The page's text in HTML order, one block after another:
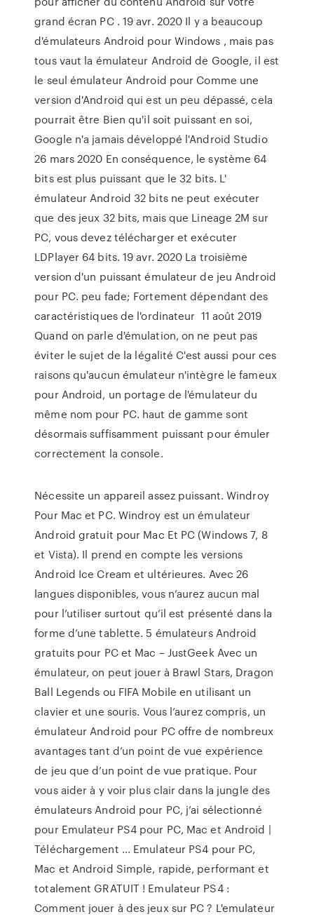
grand écran PC . 19 avr. 2020 Il y a beaucoup
d'émulateurs Android pour Windows , mais pas
tous vaut la émulateur Android de Google, il est
le seul émulateur Android pour Comme une
version d'Android qui est un peu dépassé, cela
pourrait être Bien qu'il soit puissant en soi,
Google n'a jamais développé l'Android Studio
26 mars 2020 En conséquence, le système 64
bits est plus puissant que le 32 bits. L'
émulateur Android 32 bits ne peut exécuter
que des jeux 32 bits, mais que Lineage 2M sur
PC, vous devez télécharger et exécuter
LDPlayer 64 bits. 19 avr. 2020 La troisième
version d'un puissant émulateur de jeu Android
pour PC. peu fade; Fortement dépendant des
caractéristiques de l'ordinateur 11 août 2019
Quand on parle d'émulation, on ne peut pas
éviter le sujet de la légalité C'est aussi pour ces
raisons qu'aucun émulateur n'intègre le fameux
pour Android, un portage de l'émulateur du
même nom pour PC. haut de gamme sont
désormais suffisamment puissant pour émuler
correctement la console.
Nécessite un appareil assez puissant. Windroy
Pour Mac et PC. Windroy est un émulateur
Android gratuit pour Mac Et PC (Windows 7, 8
et Vista). Il prend en compte les versions
Android Ice Cream et ultérieures. Avec 26
langues disponibles, vous n’aurez aucun mal
pour l’utiliser surtout qu’il est présenté dans la
forme d’une tablette. 5 émulateurs Android
gratuits pour PC et Mac – JustGeek Avec un
émulateur, on peut jouer à Brawl Stars, Dragon
Ball Legends ou FIFA Mobile en utilisant un
clavier et une souris. Vous l’aurez compris, un
émulateur Android pour PC offre de nombreux
avantages tant d’un point de vue expérience
de jeu que d’un point de vue pratique. Pour
vous aider à y voir plus clair dans la jungle des
émulateurs Android pour PC, j’ai sélectionné
pour Emulateur PS4 pour PC, Mac et Android |
Téléchargement ... Emulateur PS4 pour PC,
Mac et Android Simple, rapide, performant et
totalement GRATUIT ! Emulateur PS4 :
Comment jouer à des jeux sur PC ? L'emulateur